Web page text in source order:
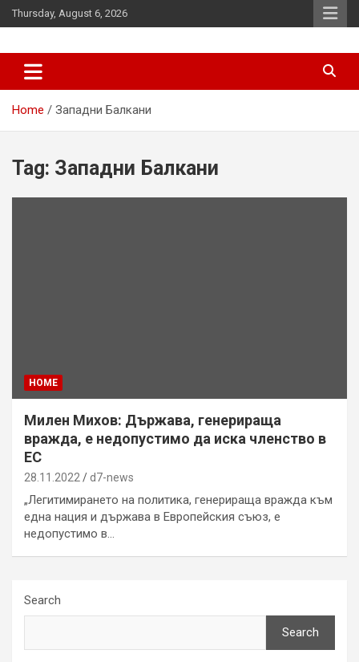
Skip
to
Thursday, August 6, 2026
d7-news.com
Home Западни Балкани
Tag: Западни Балкани
HOME
Милен Михов: Държава, генерираща
вражда, е недопустимо да иска членство в
ЕС
28.11.2022 d7-news
„Легитимирането на политика, генерираща вражда към
една нация и държава в Европейския съюз, е
недопустимо в…
Search
Search